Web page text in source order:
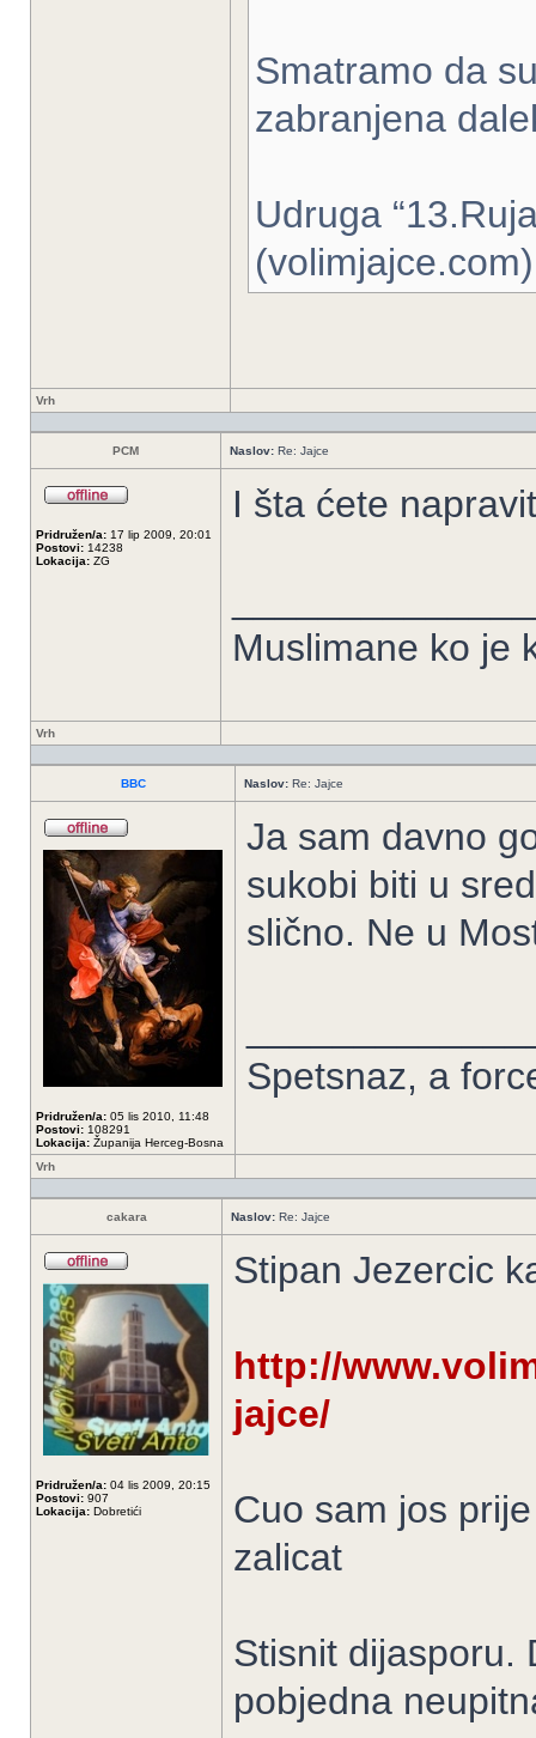
Smatramo da
zabranjena
Udruga
(volimjajce.com)
Vrh
PCM Naslov: Re: Jajce
Pridružen/a: 17 lip 2009, 20:01
Postovi: 14238
Lokacija: ZG
I šta ćete
Muslimane ko je
Vrh
BBC Naslov: Re: Jajce
Pridružen/a: 05 lis 2010, 11:48
Postovi: 108291
Lokacija: Županija Herceg-Bosna
Ja sam davno
sukobi biti u
slično. Ne u
Spetsnaz, a
Vrh
cakara Naslov: Re: Jajce
Pridružen/a: 04 lis 2009, 20:15
Postovi: 907
Lokacija: Dobretići
Stipan Jezercic
http://
jajce/
Cuo sam jos
zalicat
Stisnit dijasporu.
pobjedna